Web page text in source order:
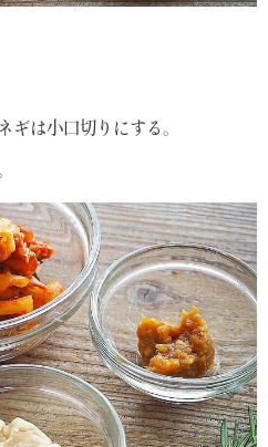
ギは小口切りにする。